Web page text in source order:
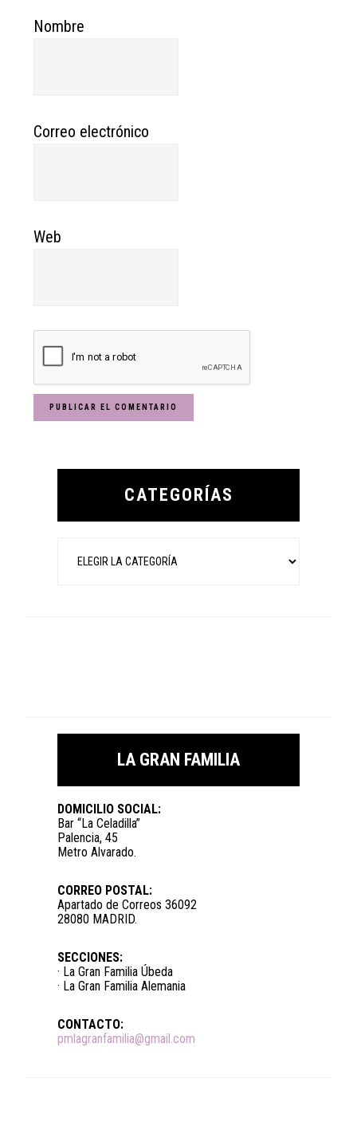
Nombre
Correo electrónico
Web
Primary
CATEGORÍAS
LA GRAN FAMILIA
DOMICILIO SOCIAL:
Bar “La Celadilla”
Palencia, 45
Metro Alvarado.
CORREO POSTAL:
Apartado de Correos 36092
28080 MADRID.
SECCIONES:
· La Gran Familia Úbeda
· La Gran Familia Alemania
CONTACTO:
pmlagranfamilia@gmail.com